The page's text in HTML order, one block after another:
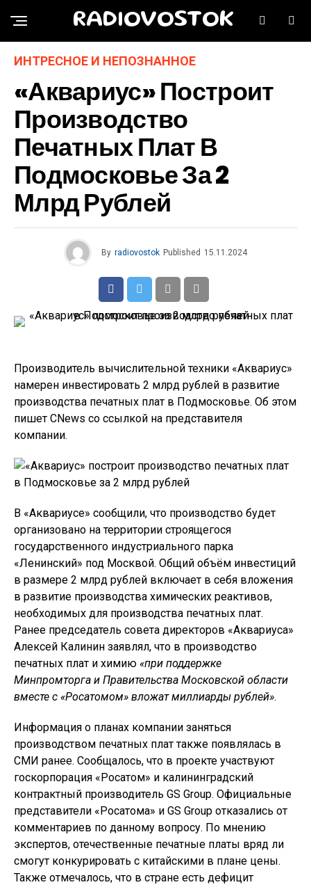
RADIOVOSTOK
ИНТРЕСНОЕ И НЕПОЗНАННОЕ
«Аквариус» Построит
Производство
Печатных Плат В
Подмосковье За 2
Млрд Рублей
By radiovostok Published 15.11.2024
Производитель вычислительной техники «Аквариус»
намерен инвестировать 2 млрд рублей в развитие
производства печатных плат в Подмосковье. Об этом
пишет CNews со ссылкой на представителя
компании.
В «Аквариусе» сообщили, что производство будет
организовано на территории строящегося
государственного индустриального парка
«Ленинский» под Москвой. Общий объём инвестиций
в размере 2 млрд рублей включает в себя вложения
в развитие производства химических реактивов,
необходимых для производства печатных плат.
Ранее председатель совета директоров «Аквариуса»
Алексей Калинин заявлял, что в производство
печатных плат и химию «при поддержке
Минпромторга и Правительства Московской области
вместе с «Росатомом» вложат миллиарды рублей».
Информация о планах компании заняться
производством печатных плат также появлялась в
СМИ ранее. Сообщалось, что в проекте участвуют
госкорпорация «Росатом» и калининградский
контрактный производитель GS Group. Официальные
представители «Росатома» и GS Group отказались от
комментариев по данному вопросу. По мнению
экспертов, отечественные печатные платы вряд ли
смогут конкурировать с китайскими в плане цены.
Также отмечалось, что в стране есть дефицит